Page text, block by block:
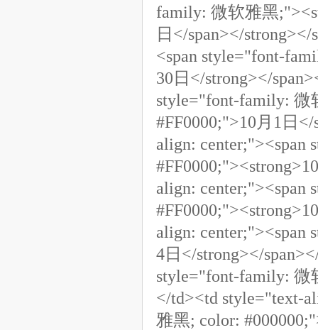
family: 微软雅黑
日</span></
<span style="font-
30日</strong></
style="font-family: 微
#FF0000;">10月1日
align:
align:
align:
4日</strong></
style="font-family: 微
</td><td style="text-
雅黑; color: